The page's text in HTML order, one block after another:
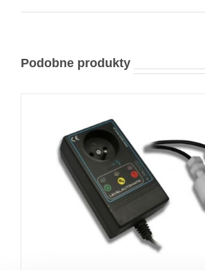
Podobne produkty